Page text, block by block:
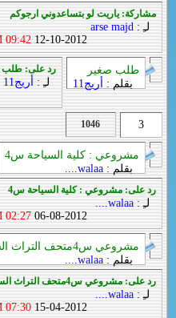
مشاركة: ياريت لو بتساعدوني ارجوكم
لـِ :arse majd
12-10-2012
09:42 AM
طلب صغير
بقلم :
أريج11
رد على: طلب
لـِ :
أريج11
3
1046
مشروعي : كلية السياحة س4
بقلم :walaa....
رد على: مشروعي : كلية السياحة س4
لـِ :walaa....
06-08-2012
02:27 AM
مشروعي س4متحف التراث السوري
بقلم :walaa....
رد على: مشروعي س4متحف التراث السوري
لـِ :walaa....
15-04-2012
07:30 AM